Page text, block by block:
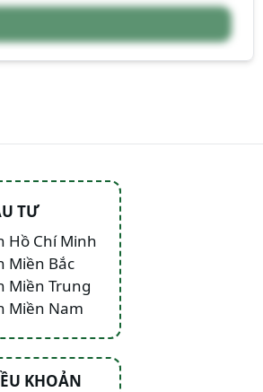
TƯ
Hồ Chí Minh
Miền Bắc
Miền Trung
Miền Nam
KHOẢN